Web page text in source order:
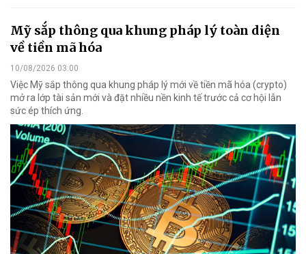
Mỹ sắp thông qua khung pháp lý toàn diện
về tiền mã hóa
10/08/2026 03:00
Việc Mỹ sắp thông qua khung pháp lý mới về tiền mã hóa (crypto)
mở ra lớp tài sản mới và đặt nhiều nền kinh tế trước cả cơ hội lẫn
sức ép thích ứng.